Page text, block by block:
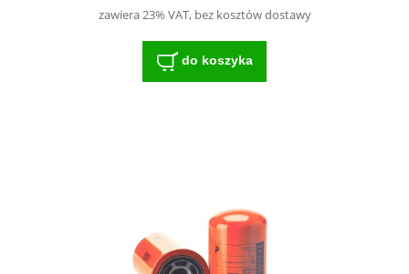
zawiera 23% VAT, bez kosztów dostawy
do koszyka